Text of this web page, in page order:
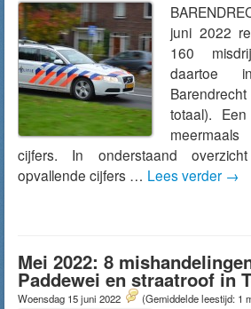
juni 2022
160
daartoe
totaal).
cijfers. In onderstaand
opvallende cijfers … Lees verder →
Mei 2022: 8
Paddewei en straatroof in
Woensdag 15 juni 2022 (Gemiddelde leestijd: 1